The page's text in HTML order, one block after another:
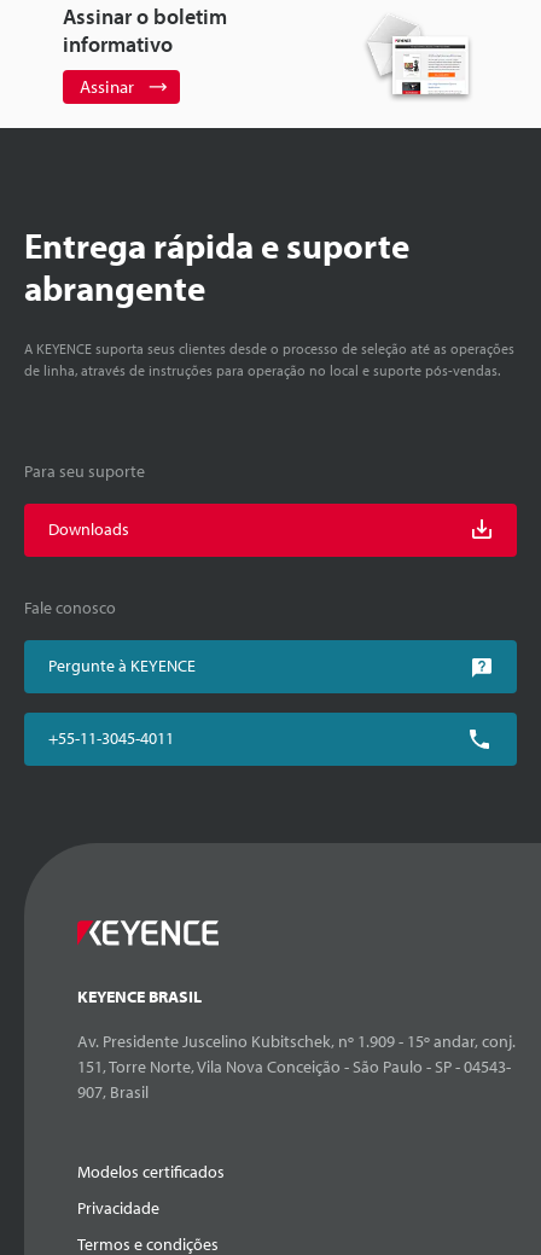
Assinar o boletim
informativo
Assinar
Entrega rápida e suporte
abrangente
A KEYENCE suporta seus clientes desde o processo de seleção até as operações
de linha, através de instruções para operação no local e suporte pós-vendas.
Para seu suporte
Downloads
Fale conosco
Pergunte à KEYENCE
+55-11-3045-4011
KEYENCE BRASIL
Av. Presidente Juscelino Kubitschek, nº 1.909 - 15º andar, conj.
151, Torre Norte, Vila Nova Conceição - São Paulo - SP - 04543-
907, Brasil
Modelos certificados
Privacidade
Termos e condições